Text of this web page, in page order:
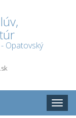
Opatovský
Toggle